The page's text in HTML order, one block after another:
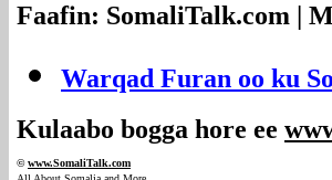
Faafin: SomaliTalk.com |
Warqad Furan oo ku
Kulaabo bogga hore ee
©www.SomaliTalk.com